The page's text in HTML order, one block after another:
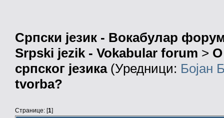
Српски језик - Вокабулар
Srpski jezik - Vokabular forum > О
српског језика(Уредници: Бојан
tvorba?
Странице: [1]